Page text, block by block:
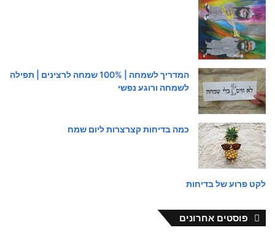
המדריך לשמחה | 100% שמחה לרצינים | תפילה
לשמחה ורוגע נפשי
כמה בדיחות קצרצרות ליום שמח
לקט פרוע של בדיחות
פוסטים אחרונים